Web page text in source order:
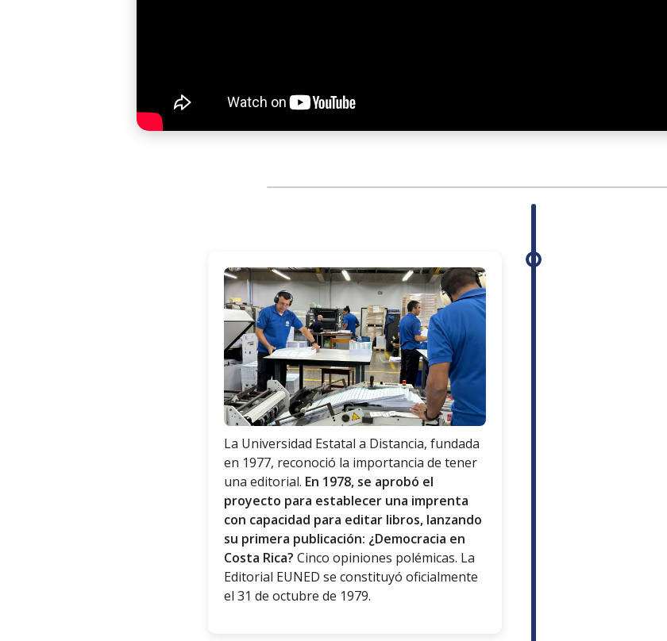
La Universidad Estatal a Distancia, fundada
en 1977, reconoció la importancia de tener
una editorial. En 1978, se aprobó el
proyecto para establecer una imprenta
con capacidad para editar libros, lanzando
su primera publicación: ¿Democracia en
Costa Rica? Cinco opiniones polémicas. La
Editorial EUNED se constituyó oficialmente
el 31 de octubre de 1979.